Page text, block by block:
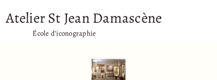
Atelier St Jean Damascène
École d’iconographie